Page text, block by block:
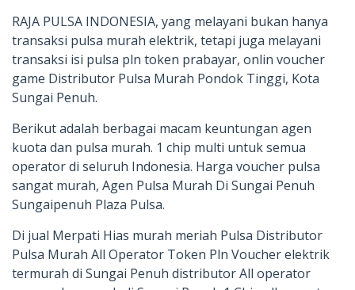
RAJA PULSA INDONESIA, yang melayani bukan hanya
transaksi pulsa murah elektrik, tetapi juga melayani
transaksi isi pulsa pln token prabayar, onlin voucher
game Distributor Pulsa Murah Pondok Tinggi, Kota
Sungai Penuh.
Berikut adalah berbagai macam keuntungan agen
kuota dan pulsa murah. 1 chip multi untuk semua
operator di seluruh Indonesia. Harga voucher pulsa
sangat murah, Agen Pulsa Murah Di Sungai Penuh
Sungaipenuh Plaza Pulsa.
Di jual Merpati Hias murah meriah Pulsa Distributor
Pulsa Murah All Operator Token Pln Voucher elektrik
termurah di Sungai Penuh distributor All operator